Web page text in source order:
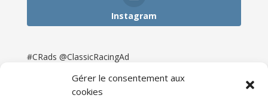
Gérer le consentement aux
cookies
Instagram
#CRads @ClassicRacingAd